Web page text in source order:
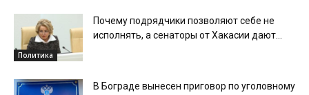
Политика
Почему подрядчики позволяют себе не
исполнять, а сенаторы от Хакасии дают...
В Бограде вынесен приговор по уголовному